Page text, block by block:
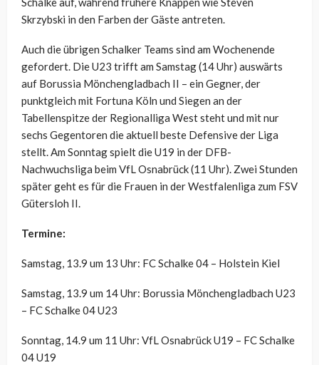
Skrzybski in den Farben der Gäste antreten.
Auch die übrigen Schalker Teams sind am Wochenende
gefordert. Die U23 trifft am Samstag (14 Uhr) auswärts
auf Borussia Mönchengladbach II – ein Gegner, der
punktgleich mit Fortuna Köln und Siegen an der
Tabellenspitze der Regionalliga West steht und mit nur
sechs Gegentoren die aktuell beste Defensive der Liga
stellt. Am Sonntag spielt die U19 in der DFB-
Nachwuchsliga beim VfL Osnabrück (11 Uhr). Zwei Stunden
später geht es für die Frauen in der Westfalenliga zum FSV
Gütersloh II.
Termine:
Samstag, 13.9 um 13 Uhr: FC Schalke 04 – Holstein Kiel
Samstag, 13.9 um 14 Uhr: Borussia Mönchengladbach U23
– FC Schalke 04 U23
Sonntag, 14.9 um 11 Uhr: VfL Osnabrück U19 – FC Schalke
04 U19